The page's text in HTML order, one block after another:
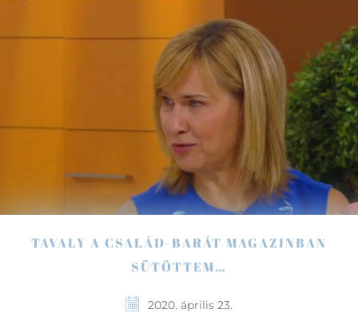
TAVALY A CSALÁD-BARÁT MAGAZINBAN
SÜTÖTTEM…
2020. április 23.